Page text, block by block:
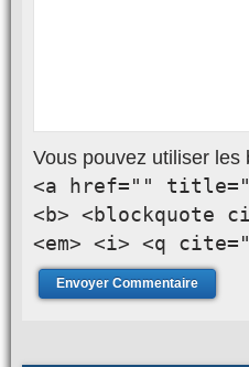
Vous pouvez utiliser les
<a href=""
<b> <blockquote
<em> <i> <q